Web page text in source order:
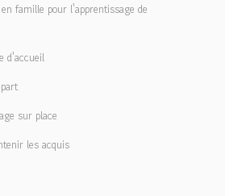
famille pour l'apprentissage de
d'accueil
sur place
les acquis